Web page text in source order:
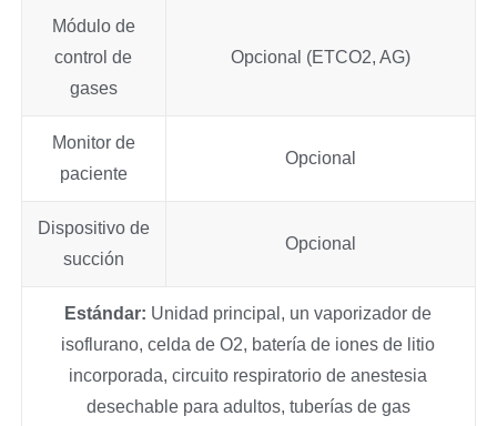
Módulo de
control de
gases
Opcional (ETCO2, AG)
Monitor de
paciente
Opcional
Dispositivo de
succión
Opcional
Estándar: Unidad principal, un vaporizador de
isoflurano, celda de O2, batería de iones de litio
incorporada, circuito respiratorio de anestesia
desechable para adultos, tuberías de gas